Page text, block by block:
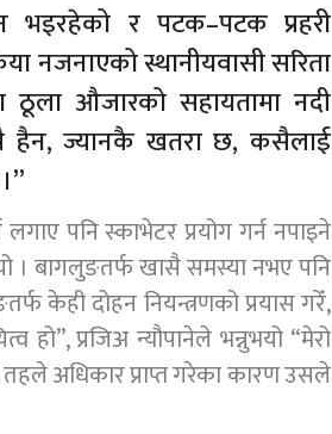
भइरहेको र पटक–पटक प्रहरी
नजनाएको स्थानीयवासी सरिता
ठूला औजारको सहायतामा नदी
हैन, ज्यानकै खतरा छ, कसैलाई
पनि स्काभेटर प्रयोग गर्न नपाइने
। बागलुङतर्फ खासै समस्या नभए पनि
केही दोहन नियन्त्रणको प्रयास गरेँ,
हो”, प्रजिअ न्यौपानेले भन्नुभयो “मेरो
अधिकार प्राप्त गरेका कारण उसले